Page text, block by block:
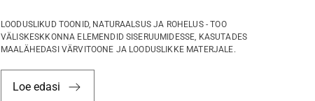
LOODUSLIKUD TOONID, NATURAALSUS JA ROHELUS - TOO
VÄLISKESKKONNA ELEMENDID SISERUUMIDESSE, KASUTADES
MAALÄHEDASI VÄRVITOONE JA LOODUSLIKKE MATERJALE.
Loe edasi